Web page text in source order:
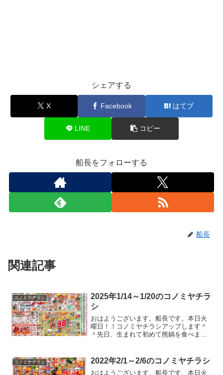
シェアする
X Facebook はてブ
LINE コピー
船長をフォローする
船長
関連記事
コノミヤチラシ
2025年1/14～1/20のコノミヤチラ
シ
おはようございます。船長です。本日火
曜日！！コノミヤチラシアップします＾
＾先日、生まれて初めて熊鍋を食べまし
るおいしいお肉でした。猟師の腕がいい
とおいしくなるとのこと。...
コノミヤチラシ 2022年2/1～2/6のコノミヤチラシ
おはようございます。船長です。本日火